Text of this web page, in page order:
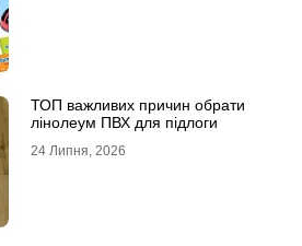
ТОП важливих причин обрати
лінолеум ПВХ для підлоги
24 Липня, 2026